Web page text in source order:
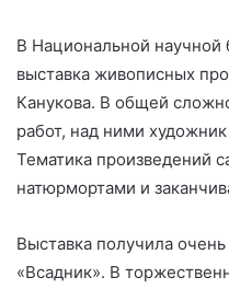
В Национальной научной
выставка живописных
Канукова. В общей
работ, над ними
Тематика произведений
натюрмортами и
Выставка получила
«Всадник». В